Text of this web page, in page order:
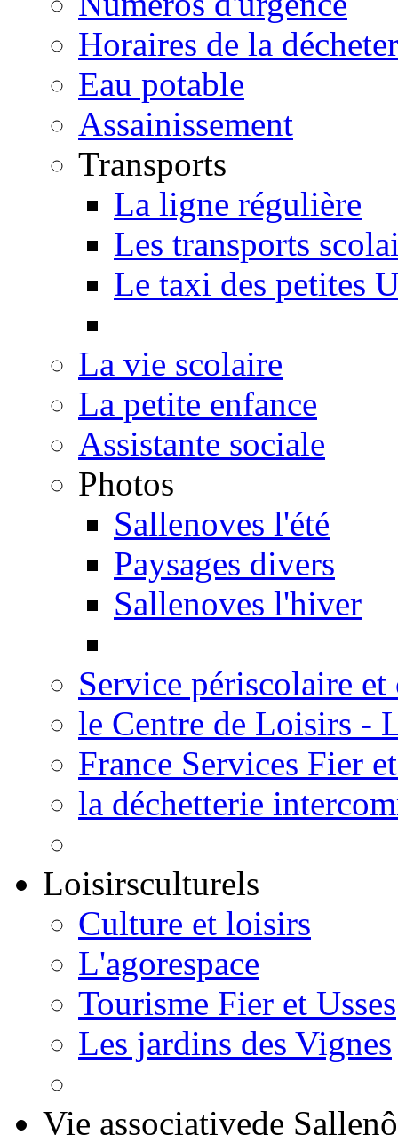
Horaires de la
Eau potable
Assainissement
Transports
La ligne régulière
Les transports
Le taxi des petites
La vie scolaire
La petite enfance
Assistante sociale
Photos
Sallenoves l'été
Paysages divers
Sallenoves l'hiver
Service périscolaire et
le Centre de Loisirs -
France Services Fier
la déchetterie
Loisirsculturels
Culture et loisirs
L'agorespace
Tourisme Fier et Usses
Les jardins des Vignes
Vie associativede